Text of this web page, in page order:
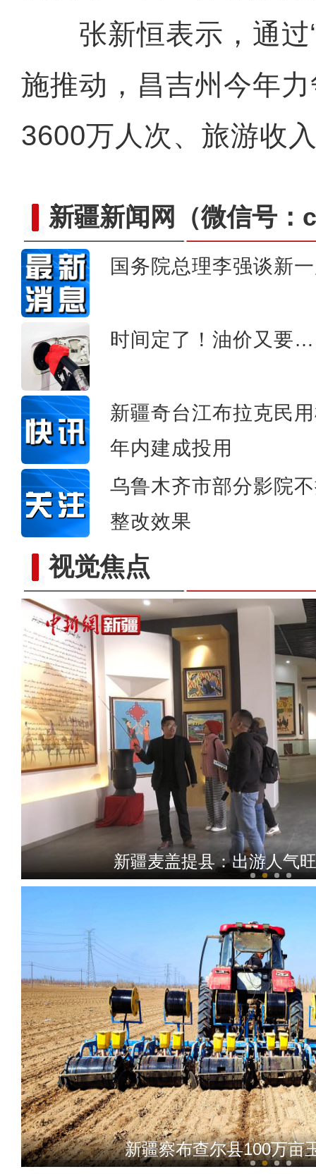
张新恒表示，通过“
施推动，昌吉州今年
3600万人次、旅游收
新疆新闻网 （微信号
国务院总理李强谈新
时间定了！油价又要
新疆奇台江布拉克民
年内建成投用
乌鲁木齐市部分影院
整改效果
视觉焦点今年新疆霍尔果斯口岸商品
新疆麦盖提县：出游人气
新疆阿勒泰：消防支队联
新疆察布查尔县100万亩